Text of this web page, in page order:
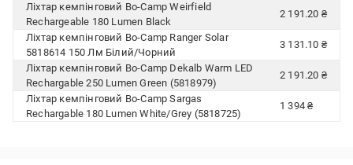
Ліхтар кемпінговий Bo-Camp Weirfield
Rechargeable 180 Lumen Black
2 191.20 ₴
Ліхтар кемпінговий Bo-Camp Ranger Solar
5818614 150 Лм Білий/Чорний
3 131.10 ₴
Ліхтар кемпінговий Bo-Camp Dekalb Warm LED
Rechargable 250 Lumen Green (5818979)
2 191.20 ₴
Ліхтар кемпінговий Bo-Camp Sargas
Rechargable 180 Lumen White/Grey (5818725)
1 394 ₴